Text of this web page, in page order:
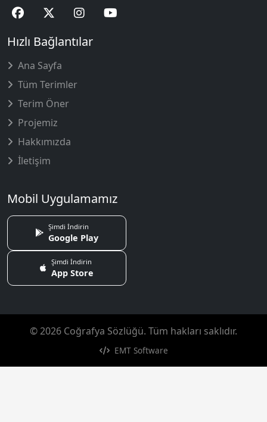
Hızlı Bağlantılar
Ana Sayfa
Tüm Terimler
Terim Öner
Projemiz
Hakkımızda
İletişim
Mobil Uygulamamız
Şimdi İndirin
Google Play
Şimdi İndirin
App Store
© 2026 Coğrafya Sözlüğü. Tüm hakları saklıdır.
EMT Software